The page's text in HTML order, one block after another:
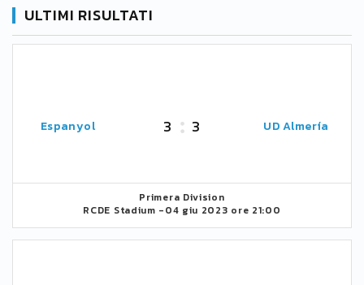
ULTIMI RISULTATI
Espanyol 3 3 UD Almería
Primera Division
RCDE Stadium -04 giu 2023 ore 21:00